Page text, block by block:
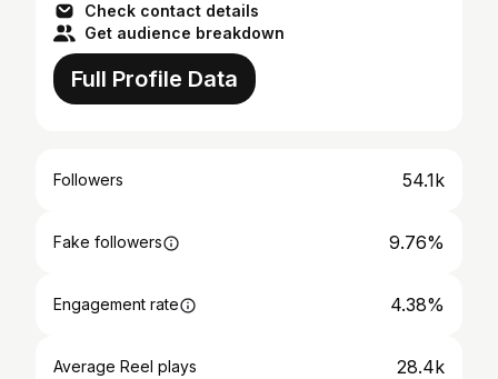
Check contact details
Get audience breakdown
Full Profile Data
Followers 54.1k
Fake followers 9.76%
Engagement rate 4.38%
Average Reel plays 28.4k